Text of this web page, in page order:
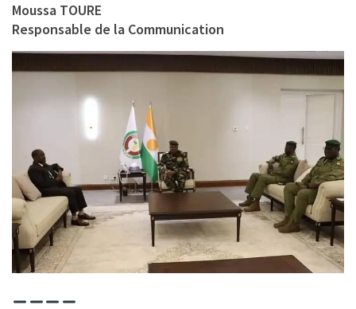
Moussa TOURE
Responsable de la Communication